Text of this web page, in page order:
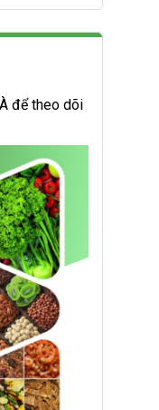
để theo dõi